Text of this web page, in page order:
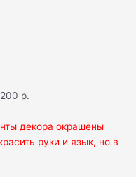
р.
декора окрашены
руки и язык, но в